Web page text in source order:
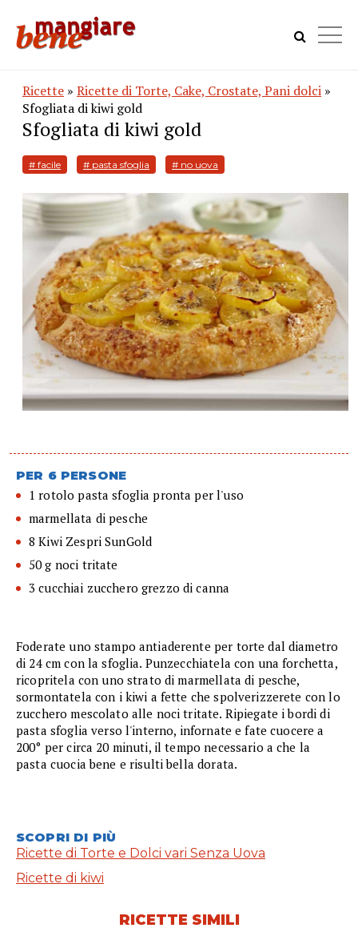
Ricette » Ricette di Torte, Cake, Crostate, Pani dolci »
Sfogliata di kiwi gold
Sfogliata di kiwi gold
# facile # pasta sfoglia # no uova
PER 6 PERSONE
1 rotolo pasta sfoglia pronta per l'uso
marmellata di pesche
8 Kiwi Zespri SunGold
50 g noci tritate
3 cucchiai zucchero grezzo di canna
Foderate uno stampo antiaderente per torte dal diametro
di 24 cm con la sfoglia. Punzecchiatela con una forchetta,
ricopritela con uno strato di marmellata di pesche,
sormontatela con i kiwi a fette che spolverizzerete con lo
zucchero mescolato alle noci tritate. Ripiegate i bordi di
pasta sfoglia verso l'interno, infornate e fate cuocere a
200° per circa 20 minuti, il tempo necessario a che la
pasta cuocia bene e risulti bella dorata.
SCOPRI DI PIÙ
Ricette di Torte e Dolci vari Senza Uova
Ricette di kiwi
RICETTE SIMILI